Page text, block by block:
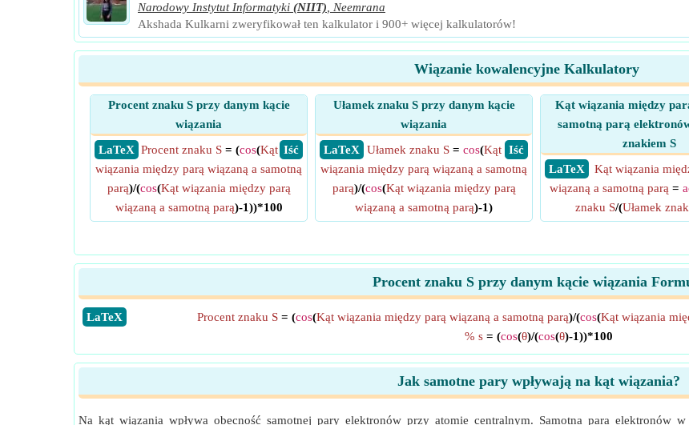
Narodowy Instytut Informatyki (NIIT)
Neemrana
Akshada Kulkarni zweryfikował ten kalkulator i 900+ więcej kalkulatorów!
Wiązanie kowalencyjne Kalkulatory
Procent znaku S przy danym kącie
wiązania
​ LaTeX
​ Iść
Procent znaku S= (cos(Kąt
wiązania między parą wiązaną a samotną
parą)/(cos(Kąt wiązania między parą
wiązaną a samotną parą)-1))*100
Ułamek znaku S przy danym kącie
wiązania
​ LaTeX
​ Iść
Ułamek znaku S = cos(Kąt
wiązania między parą wiązaną a samotną
parą)/(cos(Kąt wiązania między parą
wiązaną a samotną parą)-1)
Kąt wiązania między
samotną parą
znakiem S
​ LaTeX
Kąt wiązania
wiązaną a samotną parą =
znaku S/(Ułamek
Procent znaku S przy danym kącie wiązania
​LaTeX Procent znaku S= (cos(Kąt wiązania między parą wiązaną a samotną parą)/(cos(Kąt wiązania
% s= (cos(θ)/(cos(θ)-1))*100
Jak samotne pary wpływają na kąt wiązania?
Na kąt wiązania wpływa obecność samotnej pary elektronów przy atomie centralnym. Samotna para elektronów